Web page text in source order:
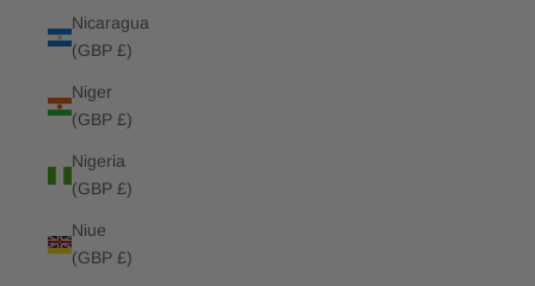
Nicaragua
(GBP £)
Niger
(GBP £)
Nigeria
(GBP £)
Niue
(GBP £)